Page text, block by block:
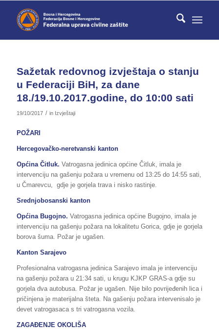
Sažetak redovnog izvještaja o stanju
u Federaciji BiH, za dane
18./19.10.2017.godine, do 10:00 sati
19/10/2017 / in Izvještaji
POŽARI
Hercegovačko-neretvanski kanton
Općina Čitluk. Vatrogasna jedinica općine Čitluk, imala je
intervenciju na gašenju požara u vremenu od 13:25 do 14:55 sati,
u Čmarevcu, gdje je gorjela trava i nisko rastinje.
Srednjobosanski kanton
Općina Bugojno. Vatrogasna jedinica općine Bugojno, imala je
intervenciju na gašenju požara na lokalitetu Gorica, gdje je gorjela
borova šuma. Požar je ugašen.
Kanton Sarajevo
Profesionalna vatrogasna jedinica Sarajevo imala je intervenciju
na gašenju požara u 21:34 sati, u krugu KJKP GRAS-a gdje su
gorjela dva autobusa. Požar je ugašen. Nije bilo povrijeđenih lica i
pričinjena je materijalna šteta. Na gašenju požara intervenisalo je
devet vatrogasaca s tri vatrogasna vozila.
ZAGAĐENJE OKOLIŠA